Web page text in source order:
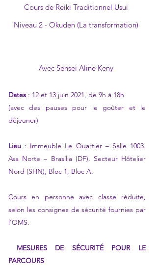
Cours de Reiki Traditionnel Usui
Niveau 2 - Okuden (La transformation)
Avec Sensei Aline Keny
Dates : 12 et 13 juin 2021, de 9h à 18h
(avec des pauses pour le goûter et le
déjeuner)
Lieu : Immeuble Le Quartier – Salle 1003.
Asa Norte – Brasília (DF). Secteur Hôtelier
Nord (SHN), Bloc 1, Bloc A.
Cours en personne avec classe réduite,
selon les consignes de sécurité fournies par
l'OMS.
MESURES DE SÉCURITÉ POUR LE
PARCOURS